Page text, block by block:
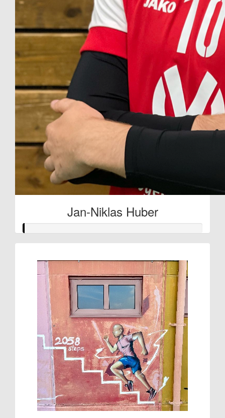
Jan-Niklas Huber